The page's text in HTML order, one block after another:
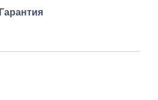
Гарантия